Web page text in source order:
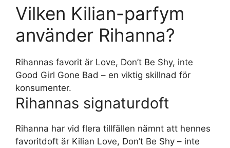
Vilken Kilian-parfym
använder Rihanna?
Rihannas favorit är Love, Don’t Be Shy, inte
Good Girl Gone Bad – en viktig skillnad för
konsumenter.
Rihannas signaturdoft
Rihanna har vid flera tillfällen nämnt att hennes
favoritdoft är Kilian Love, Don’t Be Shy – inte